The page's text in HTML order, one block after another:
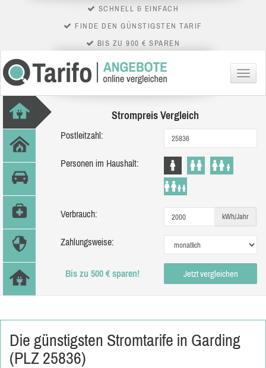
SCHNELL & EINFACH
FINDE DEN GÜNSTIGSTEN TARIF
BIS ZU 900 € SPAREN
Menü
Strompreis Vergleich
Postleitzahl:
Personen im Haushalt:
Verbrauch: kWh/Jahr
Zahlungsweise:
Bis zu 500 € sparen! Jetzt vergleichen
Die günstigsten Stromtarife in Garding
(PLZ 25836)